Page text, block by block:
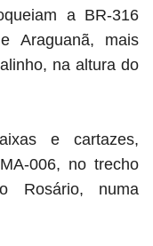
a BR-316
Araguanã, mais
na altura do
e cartazes,
006, no trecho
Rosário, numa